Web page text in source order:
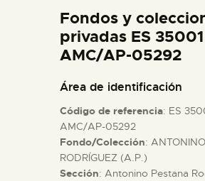
ESPAÑOL
ACTIVIDADES
█
Fondos y
privadas ES 35001
AMC/AP-05292
Área de identificación
Código de referencia: ES
AMC/AP-05292
Fondo/Colección:
RODRÍGUEZ (A.P.)
Sección: Antonino Pestana